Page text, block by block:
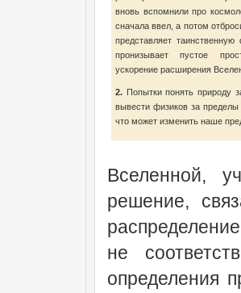
вновь вспомнили про
сначала ввел, а потом
представляет
пронизывает пустое
ускорение расширения
2. Попытки понять природу
вывести физиков за
что может изменить наше
Вселенной,
решение,
не
определения